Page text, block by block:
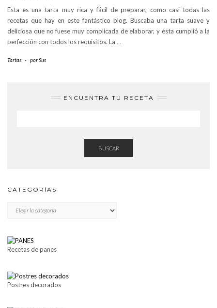
Esta es una tarta muy rica y fácil de preparar, como casi todas las
recetas que hay en este fantástico blog. Buscaba una tarta suave y
deliciosa que no fuese muy complicada de elaborar, y ésta cumplió a la
perfección con todos los requisitos. La …
Tartas - porSus
ENCUENTRA TU RECETA
BUSCAR
CATEGORÍAS
Recetas de panes
Postres decorados